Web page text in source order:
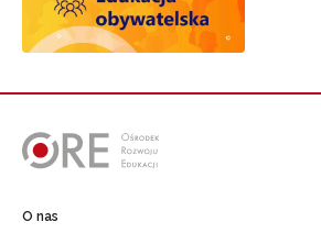
O nas